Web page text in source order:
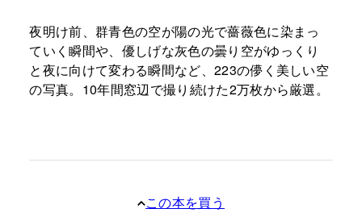
夜明け前、群青色の空が陽の光で薔薇色に染まっ
ていく瞬間や、優しげな灰色の曇り空がゆっくり
と夜に向けて変わる瞬間など、223の儚く美しい空
の写真。10年間窓辺で撮り続けた2万枚から厳選。
この本を買う